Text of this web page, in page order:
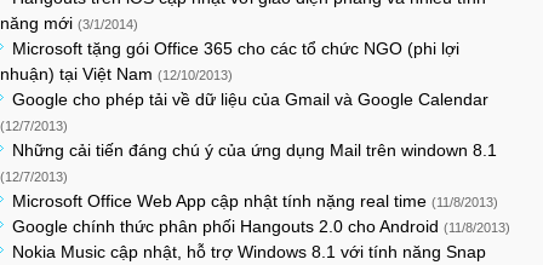
năng mới (3/1/2014)
Microsoft tặng gói Office 365 cho các tổ chức NGO (phi lợi
nhuận) tại Việt Nam (12/10/2013)
Google cho phép tải về dữ liệu của Gmail và Google Calendar
(12/7/2013)
Những cải tiến đáng chú ý của ứng dụng Mail trên windown 8.1
(12/7/2013)
Microsoft Office Web App cập nhật tính nặng real time (11/8/2013)
Google chính thức phân phối Hangouts 2.0 cho Android (11/8/2013)
Nokia Music cập nhật, hỗ trợ Windows 8.1 với tính năng Snap